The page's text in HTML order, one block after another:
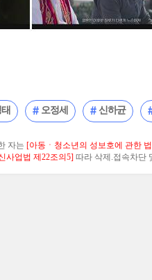
오정세 신하균
자는 [아동ㆍ청소년의 성보호에 관한
사업법 제22조의5] 따라 삭제.접속차단